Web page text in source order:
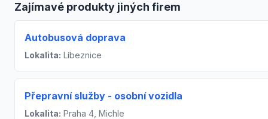
Zajímavé produkty jiných firem
Autobusová doprava
Lokalita: Líbeznice
Přepravní služby - osobní vozidla
Lokalita: Praha 4, Michle